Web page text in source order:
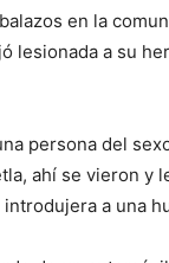
en la
lesionada a su
persona del
ahí se vieron y
a una